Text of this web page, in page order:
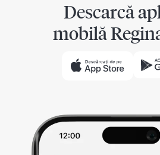
Descarcă
mobilă